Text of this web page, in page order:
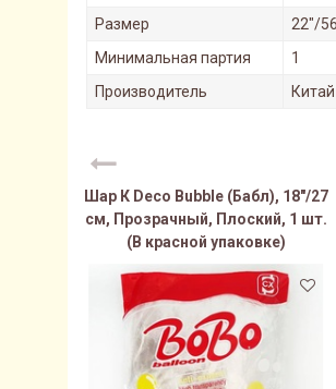
Размер
22"/
Минимальная партия
1
Производитель
Китай
Шар К Deco Bubble (Бабл), 18"/27
см, Прозрачный, Плоский, 1 шт.
(В красной упаковке)